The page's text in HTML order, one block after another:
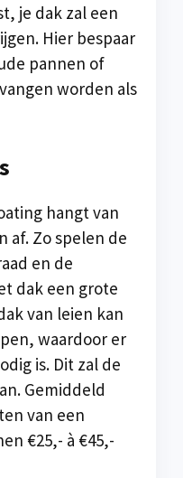
je dak zal een
Hier bespaar
pannen of
worden als
hangt van
af. Zo spelen de
en de
dak een grote
van leien kan
waardoor er
is. Dit zal de
Gemiddeld
van een
€25,- à €45,-